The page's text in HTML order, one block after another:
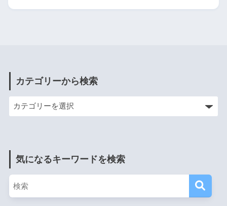
カテゴリーから検索
気になるキーワードを検索